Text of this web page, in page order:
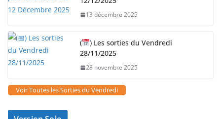
13 décembre 2025
(
) Les sorties du Vendredi
28/11/2025
28 novembre 2025
Voir Toutes les Sorties du Vendredi